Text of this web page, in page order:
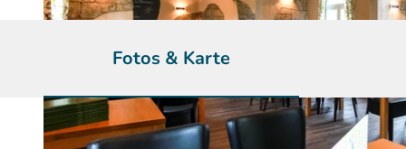
Fotos & Karte